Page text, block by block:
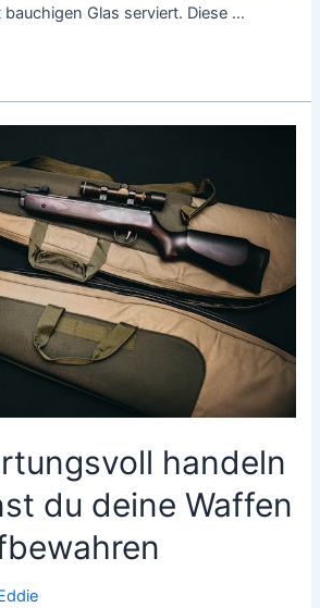
Glas serviert. Diese …
handeln
du deine Waffen